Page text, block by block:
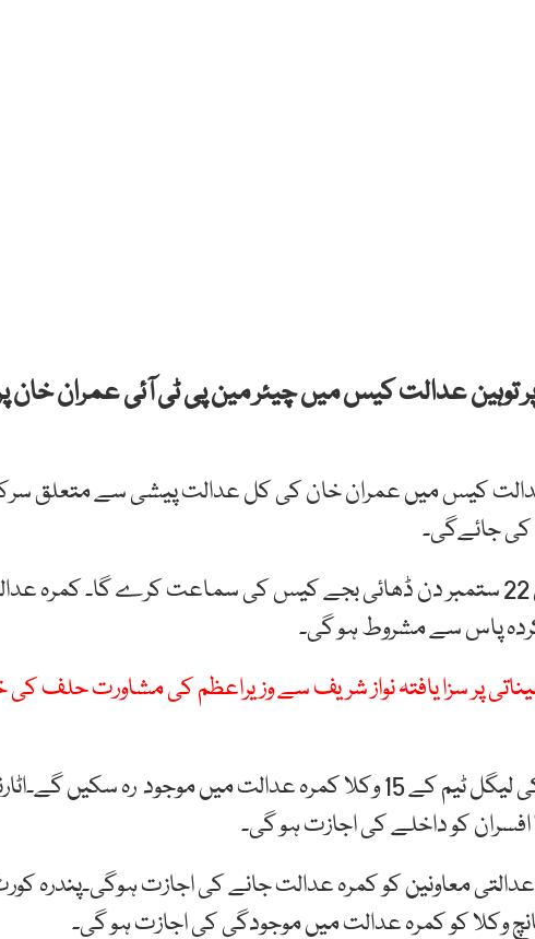
عدالت کیس میں چیئر مین پی ٹی آئی عمران خان
عدالت کیس میں عمران خان کی کل عدالت پیشی سے متعلق
کی جائےگی۔
سرکلر کےمطابق لارجر بینچ کل 22 ستمبر دن ڈھائی بجے کیس کی سماعت کرے گا۔
پاس سے مشروط ہو گی۔
پر سزا یافتہ نواز شریف سے وزیراعظم کی مشاورت حلف
سرکلر کے مطابق عمران خان کی لیگل ٹیم کے 15 وکلا کمرہ عدالت میں موجود رہ
معاونین کو کمرہ عدالت جانے کی اجازت ہوگی۔پندرہ کورٹ
وکلا کو کمرہ عدالت میں موجودگی کی اجازت ہو گی۔